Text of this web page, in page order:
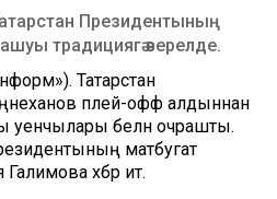
Президентының
традициягә әверелде.
Татарстан
плей-офф алдыннан
уенчылары белән очрашты.
матбугат
хәбәр итә.